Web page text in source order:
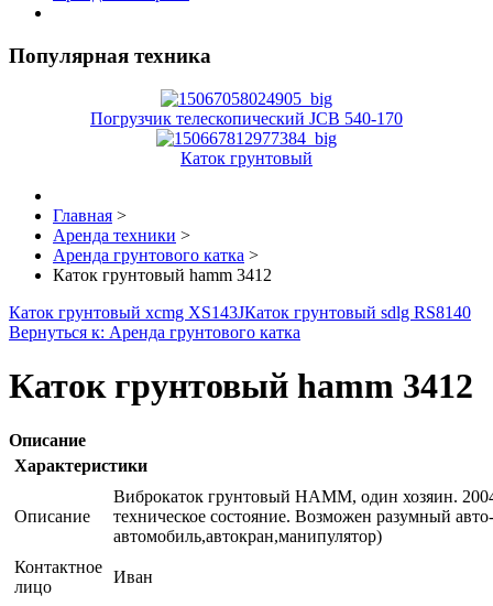
Популярная техника
Погрузчик телескопический JCB 540-170
Каток грунтовый
Главная >
Аренда техники >
Аренда грунтового катка >
Каток грунтовый hamm 3412
Каток грунтовый xcmg XS143JКаток грунтовый sdlg RS8140
Вернуться к: Аренда грунтового катка
Каток грунтовый hamm 3412
Описание
Характеристики
Описание
Виброкаток грунтовый HAMM, один хозяин.
техническое состояние. Возможен разумный
автомобиль,автокран,манипулятор)
Контактное
лицо
Иван